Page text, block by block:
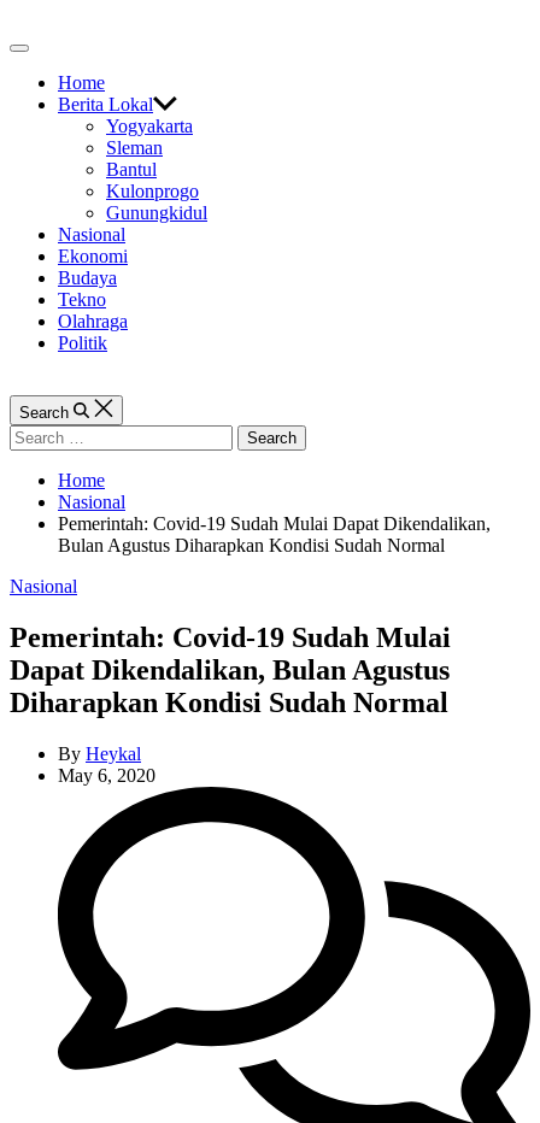
to
Off
CanvasHome
Berita Lokal
Yogyakarta
Sleman
Bantul
Kulonprogo
Gunungkidul
Nasional
Ekonomi
Budaya
Tekno
Olahraga
Politik
Search
Search
for:
Home
Nasional
Pemerintah: Covid-19 Sudah Mulai Dapat Dikendalikan,
Bulan Agustus Diharapkan Kondisi Sudah Normal
Categories
Nasional
Pemerintah: Covid-19 Sudah Mulai
Dapat Dikendalikan, Bulan Agustus
Diharapkan Kondisi Sudah Normal
By Heykal
May 6, 2020